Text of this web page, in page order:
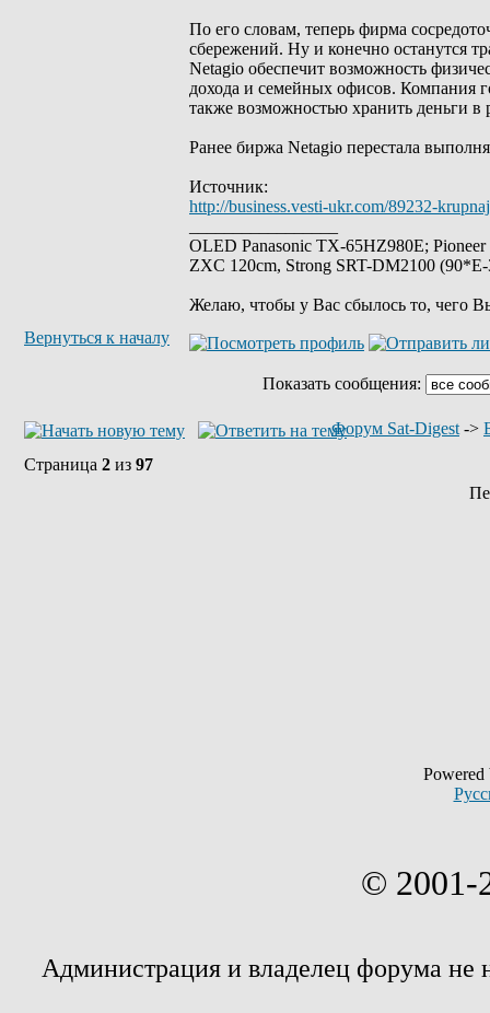
По его словам, теперь фирма
сбережений. Ну и конечно останутся
Netagio обеспечит возможность
дохода и семейных офисов. Компания
также возможностью хранить деньги в
Ранее биржа Netagio перестала
Источник:
http://business.vesti-ukr.com/89232-
OLED Panasonic TX-65HZ980E;
ZXC 120cm, Strong SRT-DM2100
Желаю, чтобы у Вас сбылось то, чего
Вернуться к началу
Показать сообщения:
Форум Sat-Digest ->
Страница 2 из 97
© 2001-
Администрация и владелец форума не